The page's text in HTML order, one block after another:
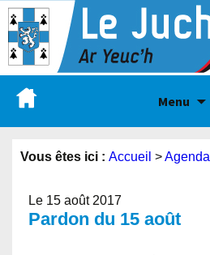
Menu
Vous êtes ici : Accueil >Agenda
Le 15 août 2017
Pardon du 15 août